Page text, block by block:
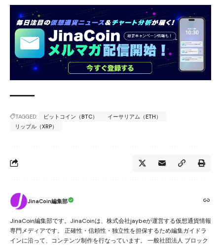
TAGGED: ビットコイン（BTC）
イーサリアム（ETH）
リップル（XRP）
JinaCoin編集部
JinaCoin編集部です。JinaCoinは、株式会社jaybeが運営する仮想通貨情報
専門メディアです。 正確性・信頼性・独立性を担保するため編集ガイドラ
インに沿って、コンテンツ制作を行なっています。 一般社団法人 ブロック